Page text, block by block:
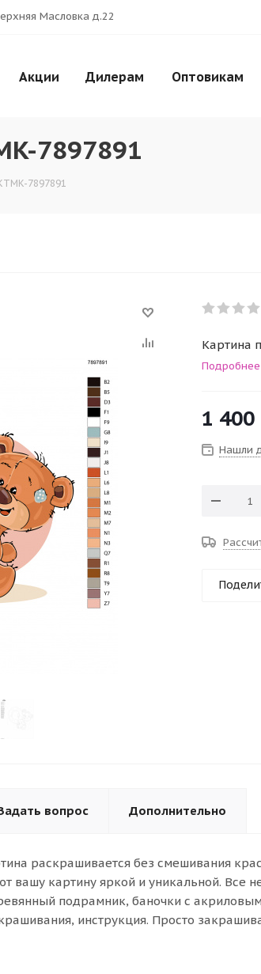
Масловка д.22
Акции Дилерам Оптовикам
7897891
7897891
Картина
Подробнее
1 400
Нашли
вопрос Дополнительно
раскрашивается без смешивания
вашу картину яркой и уникальной.
подрамник, баночки с
инструкция. Просто